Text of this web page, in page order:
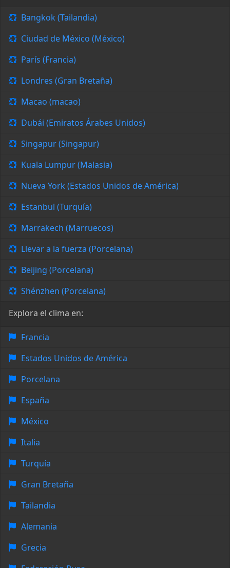
Bangkok (Tailandia)
Ciudad de México (México)
París (Francia)
Londres (Gran Bretaña)
Macao (macao)
Dubái (Emiratos Árabes Unidos)
Singapur (Singapur)
Kuala Lumpur (Malasia)
Nueva York (Estados Unidos de América)
Estanbul (Turquía)
Marrakech (Marruecos)
Llevar a la fuerza (Porcelana)
Beijing (Porcelana)
Shénzhen (Porcelana)
Explora el clima en:
Francia
Estados Unidos de América
Porcelana
España
México
Italia
Turquía
Gran Bretaña
Tailandia
Alemania
Grecia